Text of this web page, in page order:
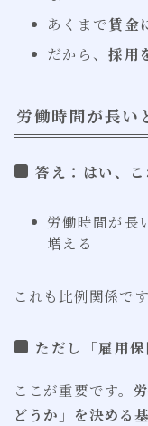
あくまで賃金
だから、採用
労働時間が長い
答え：はい、
労働時間が
増える
これも比例関係です
ただし「雇用
ここが重要です。
どうか」を決める